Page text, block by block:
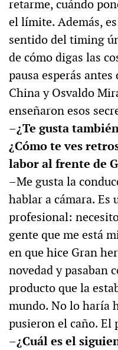
retarme, cuándo
el límite. Además,
sentido del timing
de cómo digas las
pausa esperás
China y Osvaldo
enseñaron esos
–¿Te gusta
¿Cómo te ves
labor al frente de
–Me gusta la
hablar a cámara. Es
profesional:
gente que me está
en que hice Gran
novedad y pasaban
producto que la
mundo. No lo haría
pusieron el caño. El
–¿Cuál es el